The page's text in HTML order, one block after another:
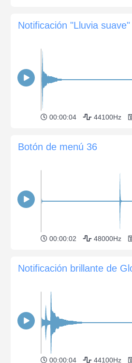
Notificación "Lluvia suave"
00:00:04 44100Hz
Botón de menú 36
00:00:02 48000Hz
Notificación brillante de
00:00:04 44100Hz